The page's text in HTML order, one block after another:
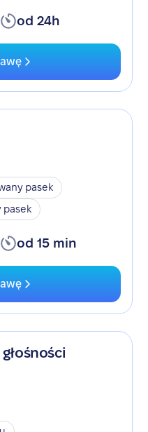
od 24h
pasek
pasek
od 15 min